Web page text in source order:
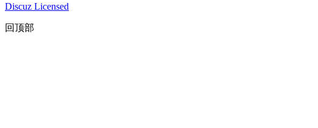
Discuz Licensed
回顶部